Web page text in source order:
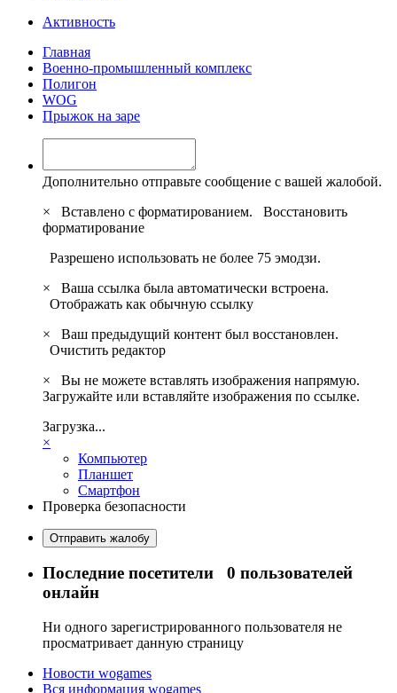
Активность
Главная
Военно-промышленный комплекс
Полигон
WOG
Прыжок на заре
Дополнительно отправьте сообщение с вашей жалобой.
×
Вставлено с форматированием. Восстановить
форматирование
Разрешено использовать не более 75 эмодзи.
×
Ваша ссылка была автоматически встроена.
Отображать как обычную ссылку
×
Ваш предыдущий контент был восстановлен.
Очистить редактор
×
Вы не можете вставлять изображения напрямую.
Загружайте или вставляйте изображения по ссылке.
Загрузка...
×
Компьютер
Планшет
Смартфон
Проверка безопасности
Отправить жалобу
Последние посетители 0 пользователей
онлайн
Ни одного зарегистрированного пользователя не
просматривает данную страницу
Новости wogames
Вся информация wogames